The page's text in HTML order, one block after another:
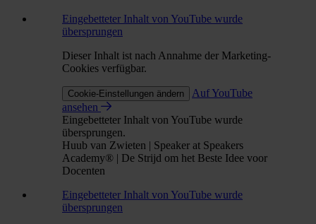
Eingebetteter Inhalt von YouTube wurde
übersprungen
Dieser Inhalt ist nach Annahme der Marketing-
Cookies verfügbar.
Cookie-Einstellungen ändern
Auf YouTube
ansehen
Eingebetteter Inhalt von YouTube wurde
übersprungen.
Huub van Zwieten | Speaker at Speakers
Academy® | De Strijd om het Beste Idee voor
Docenten
Eingebetteter Inhalt von YouTube wurde
übersprungen